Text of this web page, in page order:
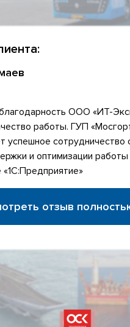
ООО «ИТ-
работы. ГУП
успешное сотрудничество
и оптимизации работы
отзыв